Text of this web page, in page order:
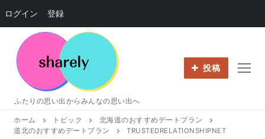
ログイン 登録
ふたりの思い出からみんなの思い出へ
投稿
ホーム トピック
北海道のおすすめデートプラン
道北のおすすめデートプラン
TRUSTEDRELATIONSHIPNET